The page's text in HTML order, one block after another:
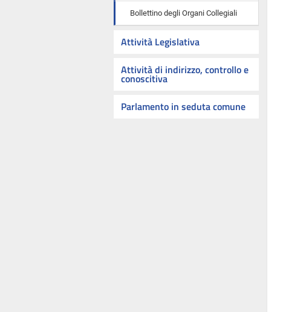
Bollettino degli Organi Collegiali
Attività Legislativa
Attività di indirizzo, controllo e
conoscitiva
Parlamento in seduta comune